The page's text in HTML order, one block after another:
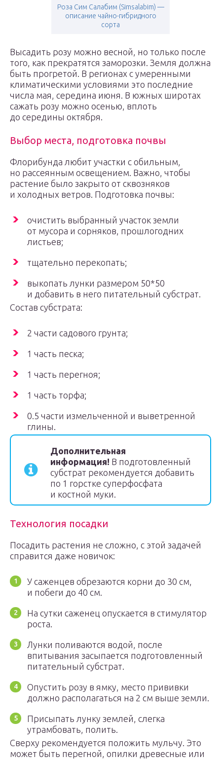
Роза Сим Салабим (Simsalabim) —
описание чайно-гибридного
сорта
Высадить розу можно весной, но только после
того, как прекратятся заморозки. Земля должна
быть прогретой. В регионах с умеренными
климатическими условиями это последние
числа мая, середина июня. В южных широтах
сажать розу можно осенью, вплоть
до середины октября.
Выбор места, подготовка почвы
Флорибунда любит участки с обильным,
но рассеянным освещением. Важно, чтобы
растение было закрыто от сквозняков
и холодных ветров. Подготовка почвы:
очистить выбранный участок земли
от мусора и сорняков, прошлогодних
листьев;
тщательно перекопать;
выкопать лунки размером 50*50
и добавить в него питательный субстрат.
Состав субстрата:
2 части садового грунта;
1 часть песка;
1 часть перегноя;
1 часть торфа;
0.5 части измельченной и выветренной
глины.
Дополнительная
информация! В подготовленный
субстрат рекомендуется добавить
по 1 горстке суперфосфата
и костной муки.
Технология посадки
Посадить растения не сложно, с этой задачей
справится даже новичок:
У саженцев обрезаются корни до 30 см,
и побеги до 40 см.
На сутки саженец опускается в стимулятор
роста.
Лунки поливаются водой, после
впитывания засыпается подготовленный
питательный субстрат.
Опустить розу в ямку, место прививки
должно располагаться на 2 см выше земли.
Присыпать лунку землей, слегка
утрамбовать, полить.
Сверху рекомендуется положить мульчу. Это
может быть перегной, опилки древесные или